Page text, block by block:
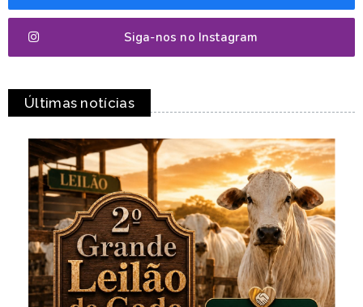
Siga-nos no Instagram
Últimas notícias